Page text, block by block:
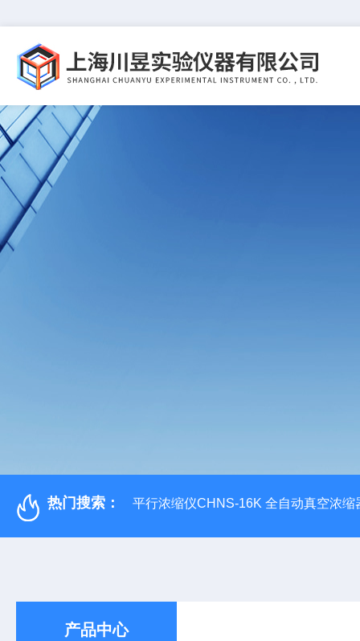
热门搜索： 平行浓缩仪CHNS-16K 全自动真空浓缩
产品中心